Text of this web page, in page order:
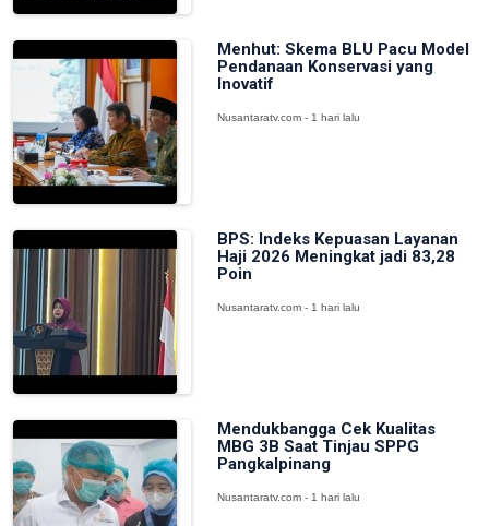
Menhut: Skema BLU Pacu Model
Pendanaan Konservasi yang
Inovatif
Nusantaratv.com - 1 hari lalu
BPS: Indeks Kepuasan Layanan
Haji 2026 Meningkat jadi 83,28
Poin
Nusantaratv.com - 1 hari lalu
Mendukbangga Cek Kualitas
MBG 3B Saat Tinjau SPPG
Pangkalpinang
Nusantaratv.com - 1 hari lalu